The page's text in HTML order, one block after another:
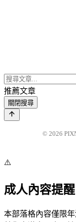
推薦文章
關閉搜尋
© 2026
⚠️
成人內容提醒
本部落格內容僅限